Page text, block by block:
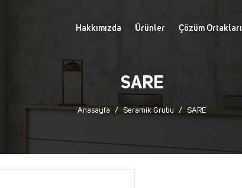
Hakkımızda Ürünler Çözüm Ortakları
SARE
Anasayfa Seramik Grubu SARE